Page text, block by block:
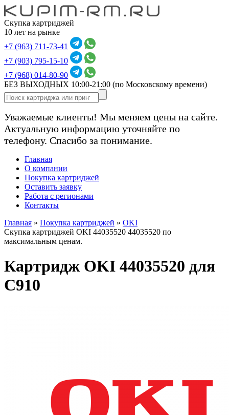
Скупка картриджей
10 лет на рынке
+7 (963) 711-73-41
+7 (903) 795-15-10
+7 (968) 014-80-90
БЕЗ ВЫХОДНЫХ 10:00-21:00 (по Московскому времени)
Уважаемые клиенты! Мы меняем цены на сайте.
Актуальную информацию уточняйте по
телефону. Спасибо за понимание.
Главная
О компании
Покупка картриджей
Оставить заявку
Работа с регионами
Контакты
Главная » Покупка картриджей » OKI
Скупка картриджей OKI 44035520 44035520 по
максимальным ценам.
Картридж OKI 44035520 для
C910